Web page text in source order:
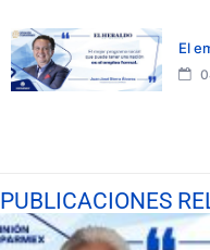
El
PUBLICACIONES